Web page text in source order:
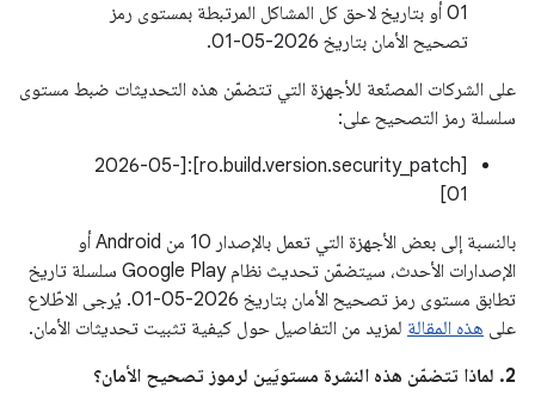
01 أو بتاريخ لاحق كل المشاكل المرتبطة بمستوى رمز
تصحيح الأمان بتاريخ 2026-05-01.
على الشركات المصنّعة للأجهزة التي تتضمّن هذه التحديثات ضبط مستوى
سلسلة رمز التصحيح على:
[ro.build.version.security_patch]:[2026-05-
01]
بالنسبة إلى بعض الأجهزة التي تعمل بالإصدار 10 من Android أو
الإصدارات الأحدث، سيتضمّن تحديث نظام Google Play سلسلة تاريخ
تطابق مستوى رمز تصحيح الأمان بتاريخ 2026-05-01. يُرجى الاطّلاع
على هذه المقالة لمزيد من التفاصيل حول كيفية تثبيت تحديثات الأمان.
2. لماذا تتضمّن هذه النشرة مستويَين لرموز تصحيح الأمان؟